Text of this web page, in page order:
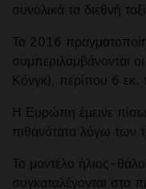
συνολικά τα διεθνή
Το 2016
συμπεριλαμβάνονται
Κόνγκ), περίπου 6 εκ.
Η Ευρώπη έμεινε πίσω
πιθανότατα λόγω των
Το μοντέλο ήλιος-
συγκαταλέγονται στα